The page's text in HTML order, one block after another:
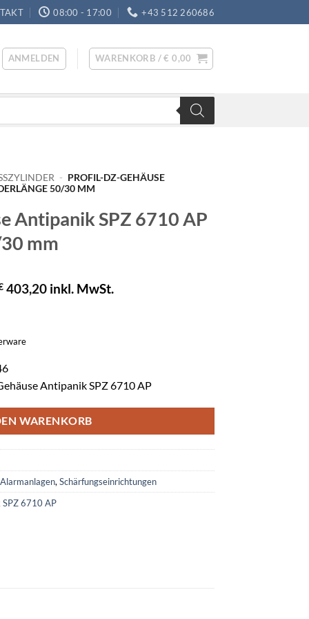
08:00 - 17:00 +43 512 260686
ANMELDEN WARENKORB /€ 0,00
- PROFIL-DZ-GEHÄUSE
50/30 MM
Antipanik SPZ 6710 AP
mm
403,20 inkl. MwSt.
Antipanik SPZ 6710 AP
WARENKORB
Alarmanlagen,Schärfungseinrichtungen
6710 AP